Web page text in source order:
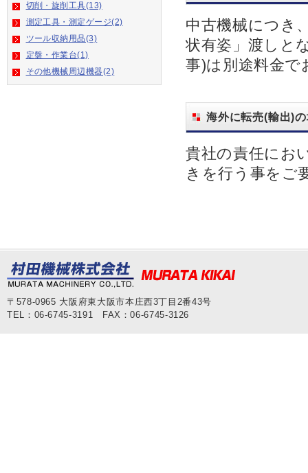
切削・旋削工具(13)
測定工具・測定ゲージ(2)
ツール収納用品(3)
定盤・作業台(1)
その他機械周辺機器(2)
中古機械につき
状有姿」渡しと
事)は別途料金で
海外に転売(輸出)
貴社の責任にお
きを行う事をご
〒578-0965 大阪府東大阪市本庄西3丁目2番43号
TEL：06-6745-3191 FAX：06-6745-3126